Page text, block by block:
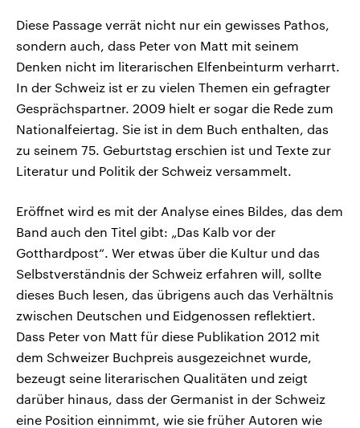
Diese Passage verrät nicht nur ein gewisses Pathos,
sondern auch, dass Peter von Matt mit seinem
Denken nicht im literarischen Elfenbeinturm verharrt.
In der Schweiz ist er zu vielen Themen ein gefragter
Gesprächspartner. 2009 hielt er sogar die Rede zum
Nationalfeiertag. Sie ist in dem Buch enthalten, das
zu seinem 75. Geburtstag erschien ist und Texte zur
Literatur und Politik der Schweiz versammelt.
Eröffnet wird es mit der Analyse eines Bildes, das dem
Band auch den Titel gibt: „Das Kalb vor der
Gotthardpost“. Wer etwas über die Kultur und das
Selbstverständnis der Schweiz erfahren will, sollte
dieses Buch lesen, das übrigens auch das Verhältnis
zwischen Deutschen und Eidgenossen reflektiert.
Dass Peter von Matt für diese Publikation 2012 mit
dem Schweizer Buchpreis ausgezeichnet wurde,
bezeugt seine literarischen Qualitäten und zeigt
darüber hinaus, dass der Germanist in der Schweiz
eine Position einnimmt, wie sie früher Autoren wie